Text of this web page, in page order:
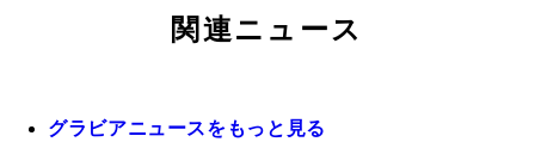
関連ニュース
グラビアニュースをもっと見る